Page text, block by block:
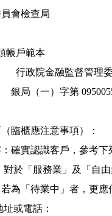
員會檢查局
帳戶範本
行政院金融監督
銀局（一）字第
（臨櫃應注意事項）：
察：確實認識客戶，參
職業：對於「服務業」及
行止；若為「待業中」者
地址或電話：